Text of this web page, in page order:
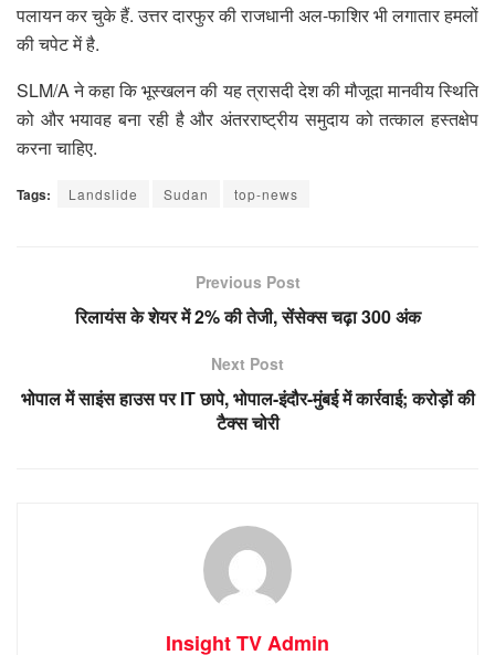
पलायन कर चुके हैं. उत्तर दारफुर की राजधानी अल-फाशिर भी लगातार हमलों
की चपेट में है.
SLM/A ने कहा कि भूस्खलन की यह त्रासदी देश की मौजूदा मानवीय स्थिति
को और भयावह बना रही है और अंतरराष्ट्रीय समुदाय को तत्काल हस्तक्षेप
करना चाहिए.
Tags: Landslide Sudan top-news
Previous Post
रिलायंस के शेयर में 2% की तेजी, सेंसेक्स चढ़ा 300 अंक
Next Post
भोपाल में साइंस हाउस पर IT छापे, भोपाल-इंदौर-मुंबई में कार्रवाई; करोड़ों की
टैक्स चोरी
Insight TV Admin